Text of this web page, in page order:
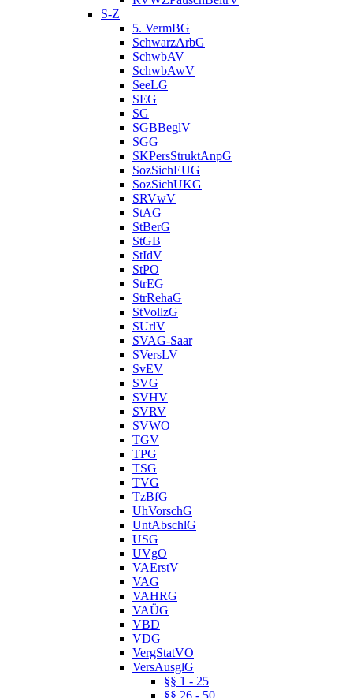
S-Z
5. VermBG
SchwarzArbG
SchwbAV
SchwbAwV
SeeLG
SEG
SG
SGBBeglV
SGG
SKPersStruktAnpG
SozSichEUG
SozSichUKG
SRVwV
StAG
StBerG
StGB
StIdV
StPO
StrEG
StrRehaG
StVollzG
SUrlV
SVAG-Saar
SVersLV
SvEV
SVG
SVHV
SVRV
SVWO
TGV
TPG
TSG
TVG
TzBfG
UhVorschG
UntAbschlG
USG
UVgO
VAErstV
VAG
VAHRG
VAÜG
VBD
VDG
VergStatVO
VersAusglG
§§ 1 - 25
§§ 26 - 50